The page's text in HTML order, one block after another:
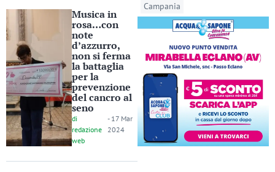
Musica in
rosa…con
note
d’azzurro,
non si ferma
la battaglia
per la
prevenzione
del cancro al
seno
di
redazione
web
- 17 Mar
2024
Campania